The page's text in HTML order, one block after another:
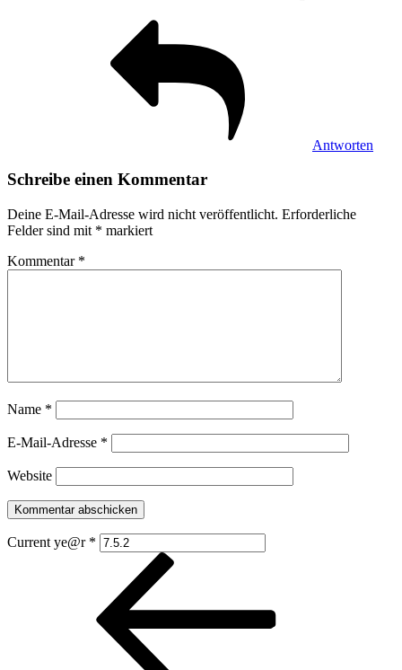
Antworten
Schreibe einen Kommentar
Deine E-Mail-Adresse wird nicht veröffentlicht. Erforderliche
Felder sind mit * markiert
Kommentar *
Name *
E-Mail-Adresse *
Website
Current ye@r *
Beitragsnavigation